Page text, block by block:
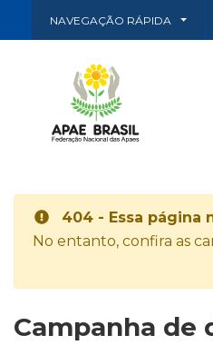
NAVEGAÇÃO RÁPIDA
404 - Essa página
No entanto, confira as
Campanha de